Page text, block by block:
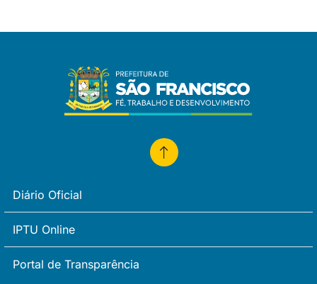
Diário Oficial
IPTU Online
Portal de Transparência